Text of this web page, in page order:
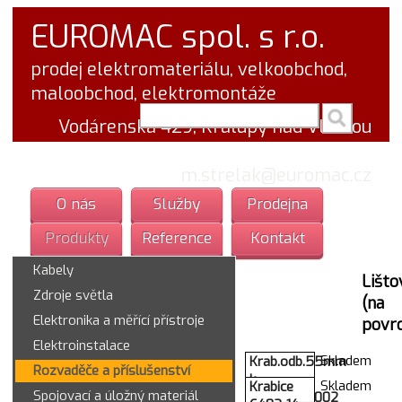
EUROMAC spol. s r.o.
prodej elektromateriálu, velkoobchod,
maloobchod, elektromontáže
Vodárenská 429, Kralupy nad Vltavou
O nás Služby
Prodejna
Produkty
Reference Kontakt
Kabely
Zdroje světla
Elektronika a měřící přístroje
Elektroinstalace
Rozvaděče a příslušenství
Spojovací a úložný materiál
(na
Krab.odb.55mm
k
sokl.syst.7002
Skladem
Krabice
Skladem